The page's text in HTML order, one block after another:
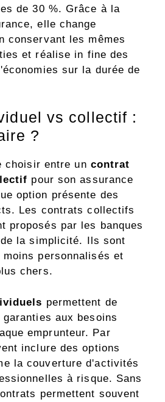
de 30 %. Grâce à la
elle change
conservant les mêmes
et réalise in fine des
sur la durée de
vs collectif :
?
choisir entre un contrat
pour son assurance
option présente des
Les contrats collectifs
proposés par les banques
la simplicité. Ils sont
personnalisés et
chers.
permettent de
aux besoins
emprunteur. Par
inclure des options
la couverture d'activités
à risque. Sans
permettent souvent